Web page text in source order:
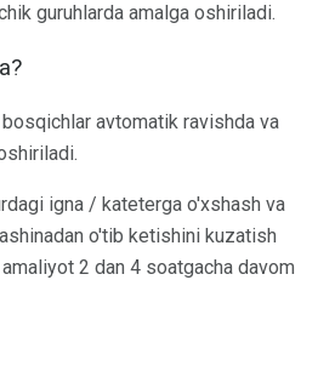
guruhlarda amalga oshiriladi.
avtomatik ravishda va
igna / kateterga o'xshash va
o'tib ketishini kuzatish
2 dan 4 soatgacha davom